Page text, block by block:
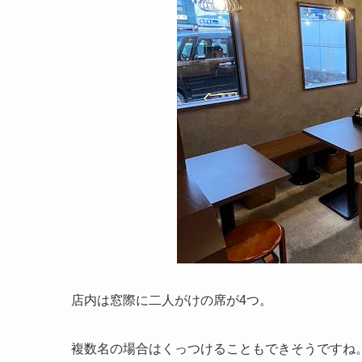
店内は窓際に二人がけの席が4つ。
複数名の場合はくっつけることもできそうですね